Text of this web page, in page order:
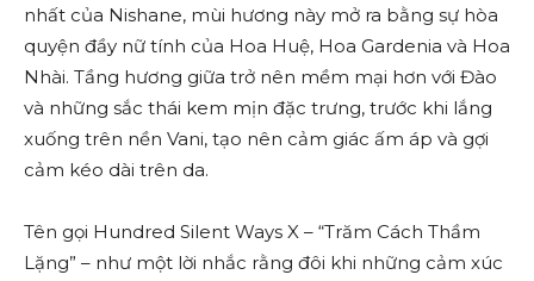
nhất của Nishane, mùi hương này mở ra bằng sự hòa
quyện đầy nữ tính của Hoa Huệ, Hoa Gardenia và Hoa
Nhài. Tầng hương giữa trở nên mềm mại hơn với Đào
và những sắc thái kem mịn đặc trưng, trước khi lắng
xuống trên nền Vani, tạo nên cảm giác ấm áp và gợi
cảm kéo dài trên da.
Tên gọi Hundred Silent Ways X – “Trăm Cách Thầm
Lặng” – như một lời nhắc rằng đôi khi những cảm xúc